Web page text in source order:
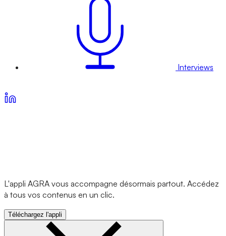
Interviews
L'appli AGRA vous accompagne désormais partout. Accédez
à tous vos contenus en un clic.
Téléchargez l'appli